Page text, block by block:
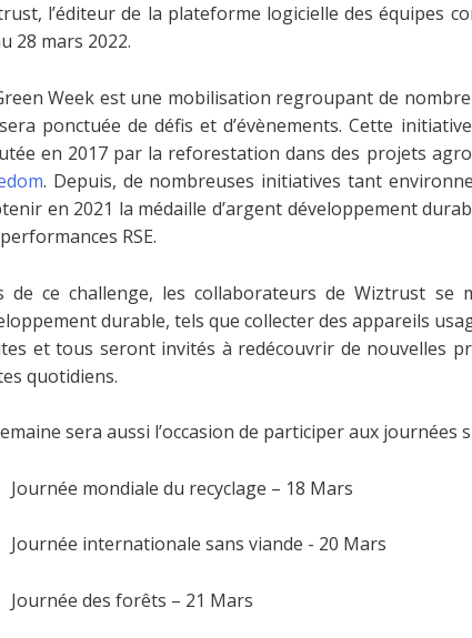
l’éditeur de la plateforme logicielle des équipes
28 mars 2022.
Week est une mobilisation regroupant de
ponctuée de défis et d’évènements. Cette
en 2017 par la reforestation dans des projets
. Depuis, de nombreuses initiatives tant
en 2021 la médaille d’argent développement
RSE.
de ce challenge, les collaborateurs de Wiztrust
durable, tels que collecter des appareils
et tous seront invités à redécouvrir de nouvelles
quotidiens.
sera aussi l’occasion de participer aux journées
Journée mondiale du recyclage – 18 Mars
Journée internationale sans viande - 20 Mars
Journée des forêts – 21 Mars